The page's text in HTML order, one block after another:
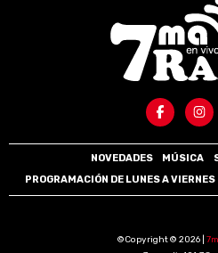
NOVEDADES MÚSICA
PROGRAMACIÓN DE LUNES A VIERNES
©Copyright © 2026 |